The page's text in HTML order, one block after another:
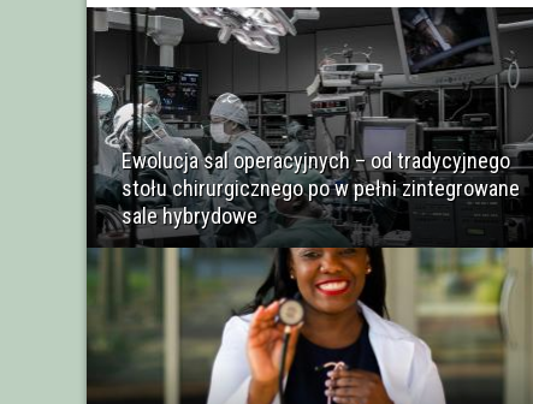
Ewolucja sal operacyjnych – od tradycyjnego
stołu chirurgicznego po w pełni zintegrowane
sale hybrydowe